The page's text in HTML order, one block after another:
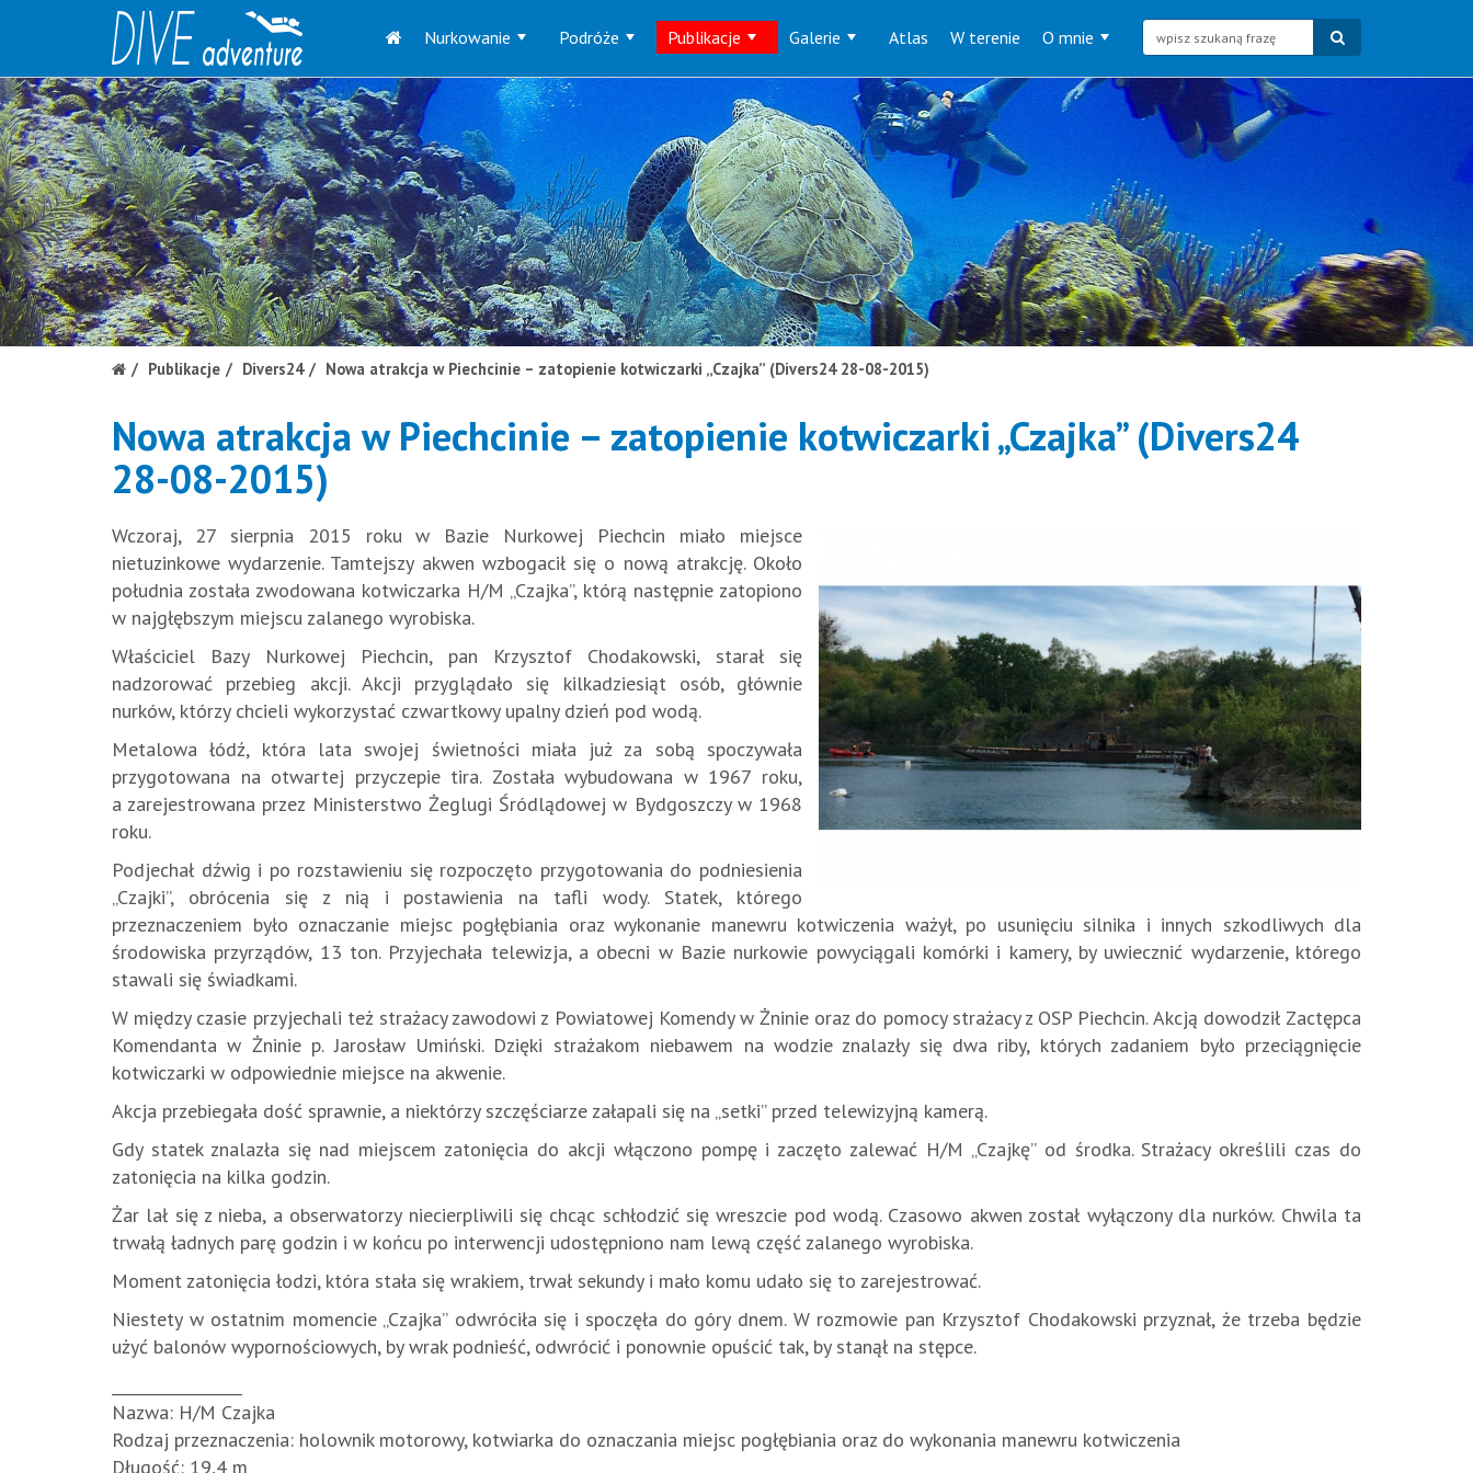
Nurkowanie Podróże Publikacje Galerie Atlas W terenie O mnie
Publikacje Divers24 Nowa atrakcja w Piechcinie – zatopienie kotwiczarki „Czajka” (Divers24 28-08-2015)
Nowa atrakcja w Piechcinie – zatopienie kotwiczarki „Czajka” (Divers24
28-08-2015)
Wczoraj, 27 sierpnia 2015 roku w Bazie Nurkowej Piechcin miało miejsce
nietuzinkowe wydarzenie. Tamtejszy akwen wzbogacił się o nową atrakcję. Około
południa została zwodowana kotwiczarka H/M „Czajka”, którą następnie zatopiono
w najgłębszym miejscu zalanego wyrobiska.
Właściciel Bazy Nurkowej Piechcin, pan Krzysztof Chodakowski, starał się
nadzorować przebieg akcji. Akcji przyglądało się kilkadziesiąt osób, głównie
nurków, którzy chcieli wykorzystać czwartkowy upalny dzień pod wodą.
Metalowa łódź, która lata swojej świetności miała już za sobą spoczywała
przygotowana na otwartej przyczepie tira. Została wybudowana w 1967 roku,
a zarejestrowana przez Ministerstwo Żeglugi Śródlądowej w Bydgoszczy w 1968
roku.
Podjechał dźwig i po rozstawieniu się rozpoczęto przygotowania do podniesienia
„Czajki”, obrócenia się z nią i postawienia na tafli wody. Statek, którego
przeznaczeniem było oznaczanie miejsc pogłębiania oraz wykonanie manewru kotwiczenia ważył, po usunięciu silnika i innych szkodliwych dla
środowiska przyrządów, 13 ton. Przyjechała telewizja, a obecni w Bazie nurkowie powyciągali komórki i kamery, by uwiecznić wydarzenie, którego
stawali się świadkami.
W między czasie przyjechali też strażacy zawodowi z Powiatowej Komendy w Żninie oraz do pomocy strażacy z OSP Piechcin. Akcją dowodził Zactępca
Komendanta w Żninie p. Jarosław Umiński. Dzięki strażakom niebawem na wodzie znalazły się dwa riby, których zadaniem było przeciągnięcie
kotwiczarki w odpowiednie miejsce na akwenie.
Akcja przebiegała dość sprawnie, a niektórzy szczęściarze załapali się na „setki” przed telewizyjną kamerą.
Gdy statek znalazła się nad miejscem zatonięcia do akcji włączono pompę i zaczęto zalewać H/M „Czajkę” od środka. Strażacy określili czas do
zatonięcia na kilka godzin.
Żar lał się z nieba, a obserwatorzy niecierpliwili się chcąc schłodzić się wreszcie pod wodą. Czasowo akwen został wyłączony dla nurków. Chwila ta
trwałą ładnych parę godzin i w końcu po interwencji udostępniono nam lewą część zalanego wyrobiska.
Moment zatonięcia łodzi, która stała się wrakiem, trwał sekundy i mało komu udało się to zarejestrować.
Niestety w ostatnim momencie „Czajka” odwróciła się i spoczęła do góry dnem. W rozmowie pan Krzysztof Chodakowski przyznał, że trzeba będzie
użyć balonów wypornościowych, by wrak podnieść, odwrócić i ponownie opuścić tak, by stanął na stępce.
Nazwa: H/M Czajka
Rodzaj przeznaczenia: holownik motorowy, kotwiarka do oznaczania miejsc pogłębiania oraz do wykonania manewru kotwiczenia
Długość: 19,4 m